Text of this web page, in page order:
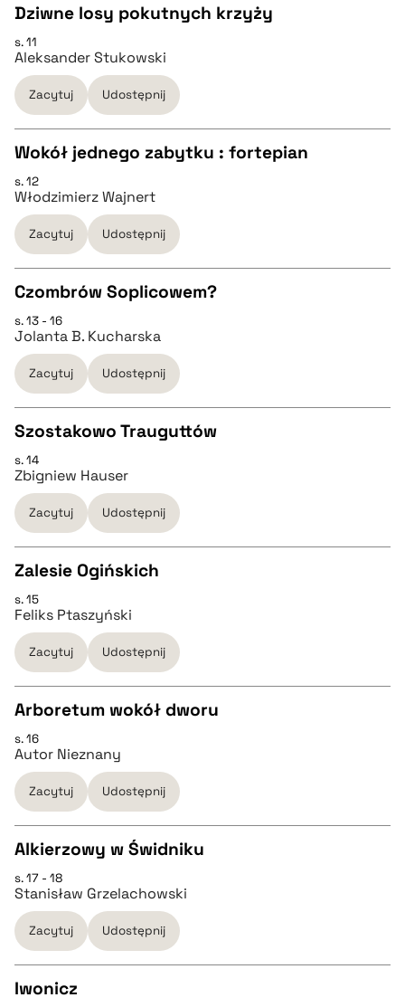
BIBTEX
pobierz cytat
CZYSTY TEKST
pobierz cytat
BIBTEX
pobierz cytat
Dziwne losy pokutnych krzyży
s. 11
Aleksander Stukowski
Zacytuj Udostępnij
CZYSTY TEKST
pobierz cytat
BIBTEX
pobierz cytat
Wokół jednego zabytku : fortepian
s. 12
Włodzimierz Wajnert
Zacytuj Udostępnij
CZYSTY TEKST
pobierz cytat
BIBTEX
pobierz cytat
Czombrów Soplicowem?
s. 13 - 16
Jolanta B. Kucharska
Zacytuj Udostępnij
CZYSTY TEKST
pobierz cytat
BIBTEX
pobierz cytat
Szostakowo Trauguttów
s. 14
Zbigniew Hauser
Zacytuj Udostępnij
CZYSTY TEKST
pobierz cytat
BIBTEX
pobierz cytat
Zalesie Ogińskich
s. 15
Feliks Ptaszyński
Zacytuj Udostępnij
CZYSTY TEKST
pobierz cytat
BIBTEX
pobierz cytat
Arboretum wokół dworu
s. 16
Autor Nieznany
Zacytuj Udostępnij
CZYSTY TEKST
pobierz cytat
BIBTEX
Alkierzowy w Świdniku
s. 17 - 18
Stanisław Grzelachowski
Zacytuj Udostępnij
Iwonicz